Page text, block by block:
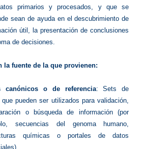
primarios y procesados, y que se
sean de ayuda en el descubrimiento de
útil, la presentación de conclusiones
de decisiones.
la fuente de la que provienen:
canónicos o de referencia: Sets de
pueden ser utilizados para validación,
o búsqueda de información (por
secuencias del genoma humano,
químicas o portales de datos